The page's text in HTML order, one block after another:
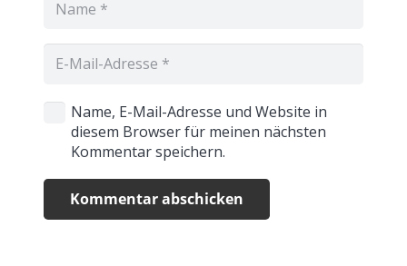
Name, E-Mail-Adresse und Website in
diesem Browser für meinen nächsten
Kommentar speichern.
Kommentar abschicken